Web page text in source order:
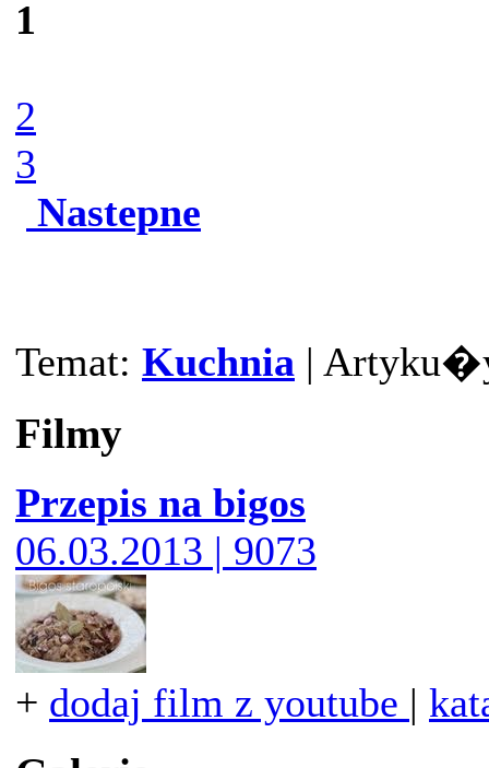
1
2
3
Nastepne
Temat: Kuchnia |
Filmy
Przepis na bigos
06.03.2013 | 9073
+ dodaj film z youtube |